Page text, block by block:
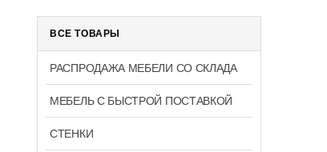
ВСЕ ТОВАРЫ
РАСПРОДАЖА МЕБЕЛИ СО СКЛАДА
МЕБЕЛЬ С БЫСТРОЙ ПОСТАВКОЙ
СТЕНКИ